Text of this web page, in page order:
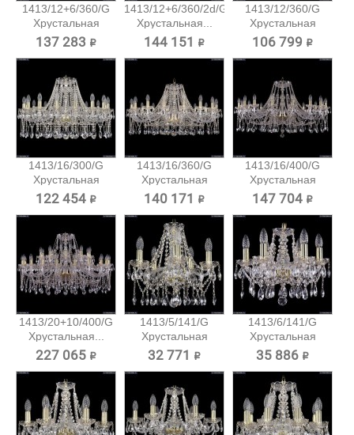
1413/12+6/360/G
Хрустальная
подвесная...
137 283 ₽
1413/12+6/360/2d/G
Хрустальная...
144 151 ₽
1413/12/360/G
Хрустальная
подвесная...
106 799 ₽
1413/16/300/G
Хрустальная
подвесная...
122 454 ₽
1413/16/360/G
Хрустальная
подвесная...
140 171 ₽
1413/16/400/G
Хрустальная
подвесная...
147 704 ₽
1413/20+10/400/G
Хрустальная...
227 065 ₽
1413/5/141/G
Хрустальная
подвесная...
32 771 ₽
1413/6/141/G
Хрустальная
подвесная...
35 886 ₽